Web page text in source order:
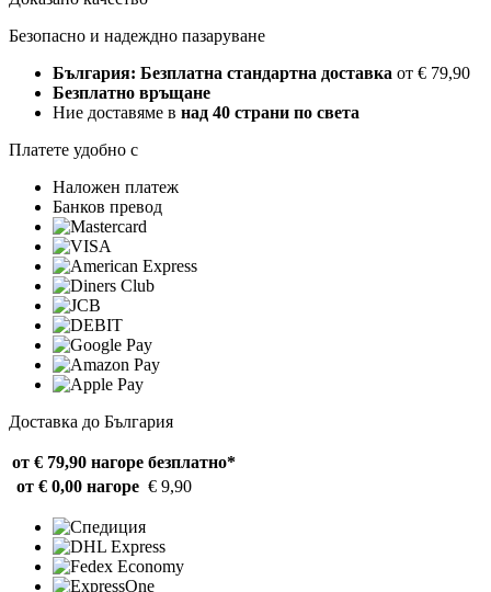
Безопасно и надеждно пазаруване
България: Безплатна стандартна доставка от € 79,90
Безплатно връщане
Ние доставяме в над 40 страни по света
Платете удобно с
Наложен платеж
Банков превод
Доставка до България
от € 79,90 нагоре безплатно*
от € 0,00 нагоре € 9,90